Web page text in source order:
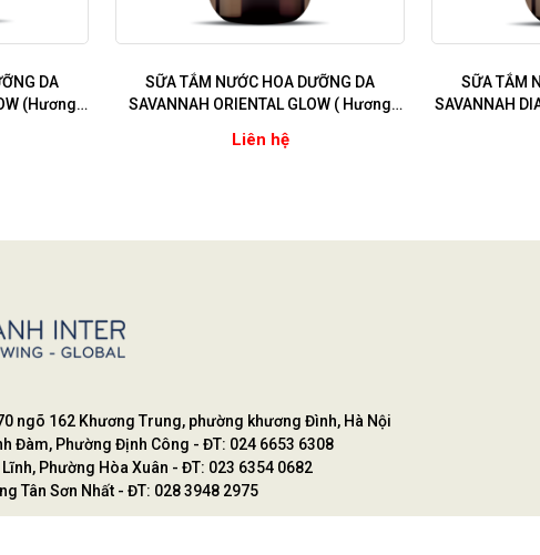
DA
(Hương
SỮA TẮM NƯỚC HOA DƯỠNG DA
SAVANNAH ORIENTAL GLOW ( Hương
Liên hệ
SỮA TẮM
SAVANNAH
ngõ 162 Khương Trung, phường khương Đình, Hà Nội
Đàm, Phường Định Công - ĐT: 024 6653 6308
Phường Hòa Xuân - ĐT: 023 6354 0682
Tân Sơn Nhất - ĐT: 028 3948 2975